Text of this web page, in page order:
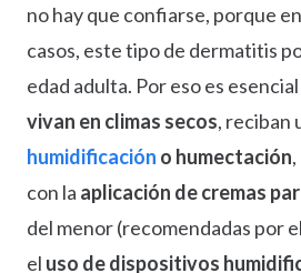
no hay que confiarse, porque
casos, este tipo de dermatitis
edad adulta. Por eso es
vivan en climas secos, reciban
humidificación o humectación
con la aplicación de cremas
del menor (recomendadas por
el uso de dispositivos